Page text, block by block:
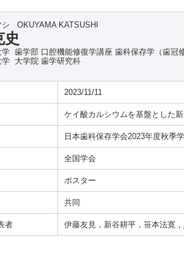
OKUYAMA KATSUSHI
学 歯学部 口腔機能修復学講座 歯科保存学（歯冠
学 大学院 歯学研究科
2023/11/11
ケイ酸カルシウムを基盤とした
日本歯科保存学会2023年度秋季
全国学会
ポスター
共同
者 伊藤友見，新谷耕平，笹本法寛，